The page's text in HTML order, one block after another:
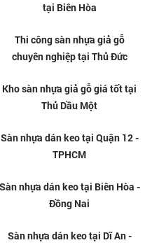
Sàn nhựa dán keo giá rẻ tại